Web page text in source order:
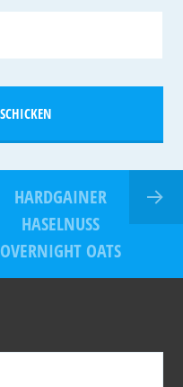
HARDGAINER
HASELNUSS
OVERNIGHT OATS